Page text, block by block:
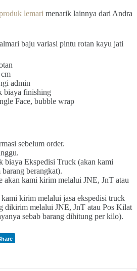
lemari menarik lainnya dari Andra
baju variasi pintu rotan kayu jati
admin
biaya finishing
Face, bubble wrap
sebelum order.
biaya Ekspedisi Truck (akan kami
berangkat).
akan kami kirim melalui JNE, JnT atau
kami kirim melalui jasa ekspedisi truck
dikirim melalui JNE, JnT atau Pos Kilat
sebab barang dihitung per kilo).